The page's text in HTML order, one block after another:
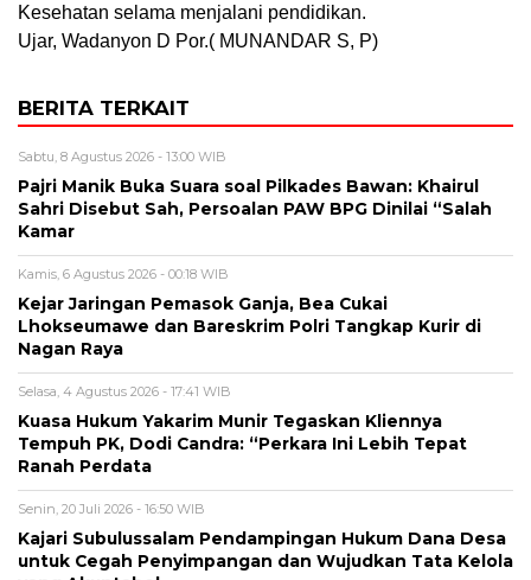
Kesehatan selama menjalani pendidikan.
Ujar, Wadanyon D Por.( MUNANDAR S, P)
BERITA TERKAIT
Sabtu, 8 Agustus 2026 - 13:00 WIB
Pajri Manik Buka Suara soal Pilkades Bawan: Khairul
Sahri Disebut Sah, Persoalan PAW BPG Dinilai “Salah
Kamar
Kamis, 6 Agustus 2026 - 00:18 WIB
Kejar Jaringan Pemasok Ganja, Bea Cukai
Lhokseumawe dan Bareskrim Polri Tangkap Kurir di
Nagan Raya
Selasa, 4 Agustus 2026 - 17:41 WIB
Kuasa Hukum Yakarim Munir Tegaskan Kliennya
Tempuh PK, Dodi Candra: “Perkara Ini Lebih Tepat
Ranah Perdata
Senin, 20 Juli 2026 - 16:50 WIB
Kajari Subulussalam Pendampingan Hukum Dana Desa
untuk Cegah Penyimpangan dan Wujudkan Tata Kelola